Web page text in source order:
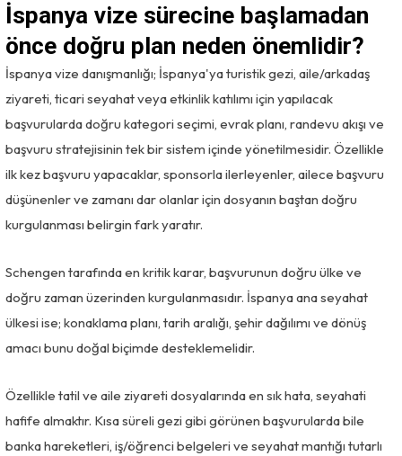
İspanya vize sürecine başlamadan
önce doğru plan neden önemlidir?
İspanya vize danışmanlığı; İspanya'ya turistik gezi, aile/arkadaş
ziyareti, ticari seyahat veya etkinlik katılımı için yapılacak
başvurularda doğru kategori seçimi, evrak planı, randevu akışı ve
başvuru stratejisinin tek bir sistem içinde yönetilmesidir. Özellikle
ilk kez başvuru yapacaklar, sponsorla ilerleyenler, ailece başvuru
düşünenler ve zamanı dar olanlar için dosyanın baştan doğru
kurgulanması belirgin fark yaratır.
Schengen tarafında en kritik karar, başvurunun doğru ülke ve
doğru zaman üzerinden kurgulanmasıdır. İspanya ana seyahat
ülkesi ise; konaklama planı, tarih aralığı, şehir dağılımı ve dönüş
amacı bunu doğal biçimde desteklemelidir.
Özellikle tatil ve aile ziyareti dosyalarında en sık hata, seyahati
hafife almaktır. Kısa süreli gezi gibi görünen başvurularda bile
banka hareketleri, iş/öğrenci belgeleri ve seyahat mantığı tutarlı